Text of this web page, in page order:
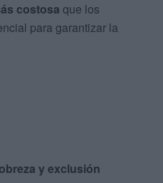
costosa que los
para garantizar la
y exclusión